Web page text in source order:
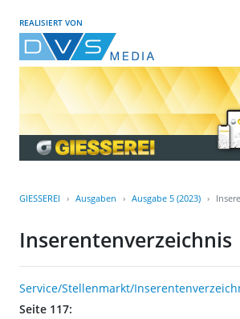
REALISIERT VON
GIESSEREI Ausgaben Ausgabe 5 (2023)
Inserentenverzeichnis
Service/Stellenmarkt/
Seite 117: